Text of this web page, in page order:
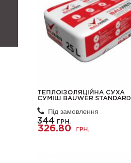
ТЕПЛОІЗОЛЯЦІЙНА СУХА
СУМІШ BAUWER STANDARD
Під замовлення
344ГРН.
326.80 ГРН.